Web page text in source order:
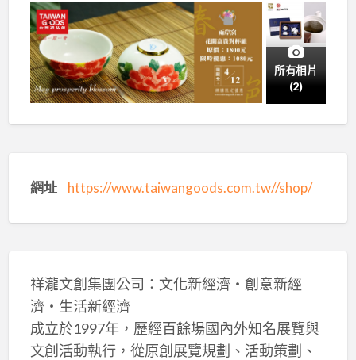
所有相片
(2)
網址 https://www.taiwangoods.com.tw//shop/
祥瀧文創集團公司：文化新經濟‧創意新經
濟‧生活新經濟
成立於1997年，歷經百餘場國內外知名展覽與
文創活動執行，從原創展覽規劃、活動策劃、